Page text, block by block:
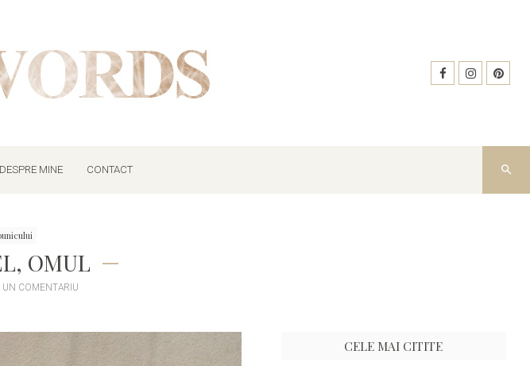
DESPRE MINE CONTACT
OMUL
UN COMENTARIU
CELE MAI CITITE